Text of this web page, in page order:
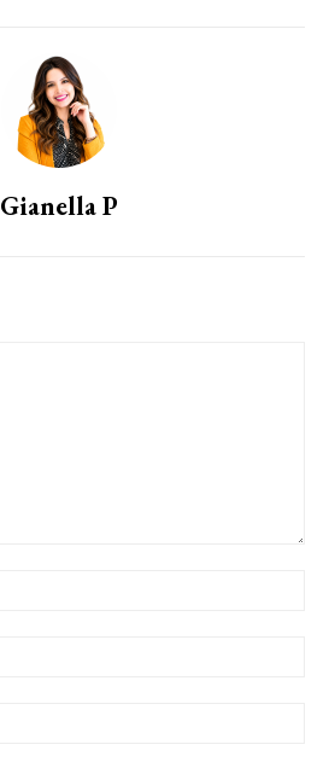
Gianella P